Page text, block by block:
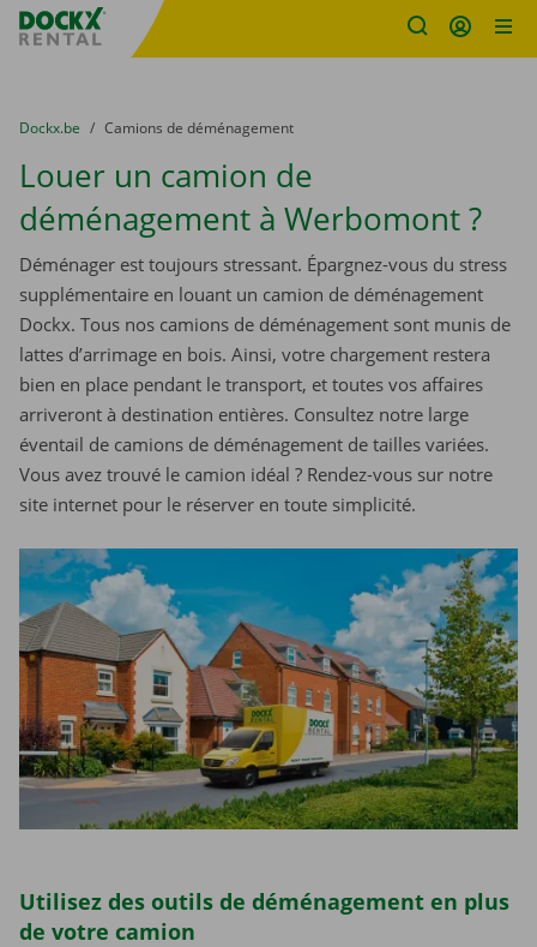
sitename
You are here:
du
Dockx.be to
Camions de déménagement
Louer un camion de
déménagement à Werbomont ?
Déménager est toujours stressant. Épargnez-vous du stress
supplémentaire en louant un camion de déménagement
Dockx. Tous nos camions de déménagement sont munis de
lattes d’arrimage en bois. Ainsi, votre chargement restera
bien en place pendant le transport, et toutes vos affaires
arriveront à destination entières. Consultez notre large
éventail de camions de déménagement de tailles variées.
Vous avez trouvé le camion idéal ? Rendez-vous sur notre
site internet pour le réserver en toute simplicité.
Utilisez des outils de déménagement en plus
de votre camion